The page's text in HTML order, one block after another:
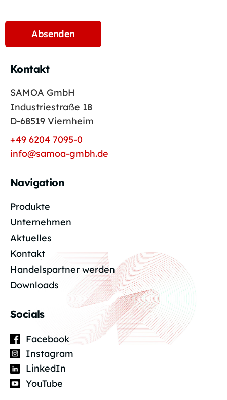
Kontakt
SAMOA GmbH
Industriestraße 18
D-68519 Viernheim
+49 6204 7095-0
info@samoa-gmbh.de
Navigation
Produkte
Unternehmen
Aktuelles
Kontakt
Handelspartner werden
Downloads
Socials
Facebook
Instagram
LinkedIn
YouTube